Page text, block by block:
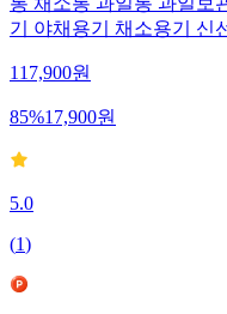
통 채소통 과일통 과일보
기 야채용기 채소용기 신
117,900원
85%17,900원
5.0
(1)